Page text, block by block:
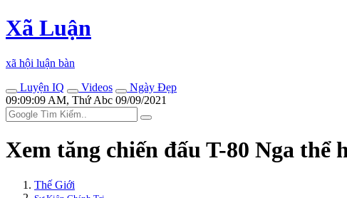
Xã Luận
xã hội luận bàn
Luyện IQ
Videos
Ngày Đẹp
09:09:09 AM, Thứ Abc 09/09/2021
Xem tăng chiến đấu T-80 Nga
Thế Giới